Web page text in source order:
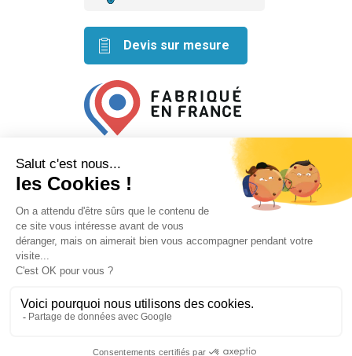
Devis sur mesure
Retrouvez nos idées créatives
sur les réseaux
Conditions générales de vente